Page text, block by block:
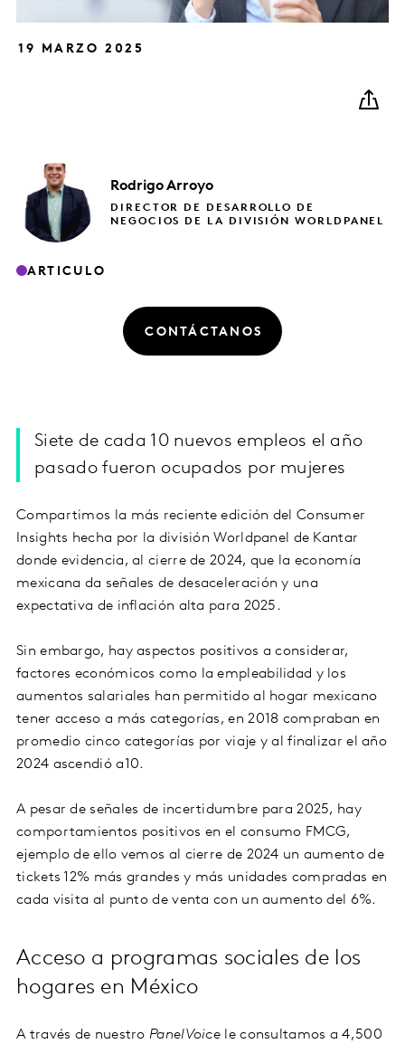
19 MARZO 2025
RodrigoArroyo
DIRECTOR DE DESARROLLO DE
NEGOCIOS DE LA DIVISIÓN WORLDPANEL
ARTICULO
CONTÁCTANOS
Siete de cada 10 nuevos empleos el año
pasado fueron ocupados por mujeres
Compartimos la más reciente edición del Consumer
Insights hecha por la división Worldpanel de Kantar
donde evidencia, al cierre de 2024, que la economía
mexicana da señales de desaceleración y una
expectativa de inflación alta para 2025.
Sin embargo, hay aspectos positivos a considerar,
factores económicos como la empleabilidad y los
aumentos salariales han permitido al hogar mexicano
tener acceso a más categorías, en 2018 compraban en
promedio cinco categorías por viaje y al finalizar el año
2024 ascendió a10.
A pesar de señales de incertidumbre para 2025, hay
comportamientos positivos en el consumo FMCG,
ejemplo de ello vemos al cierre de 2024 un aumento de
tickets 12% más grandes y más unidades compradas en
cada visita al punto de venta con un aumento del 6%.
Acceso a programas sociales de los
hogares en México
A través de nuestro PanelVoice le consultamos a 4,500